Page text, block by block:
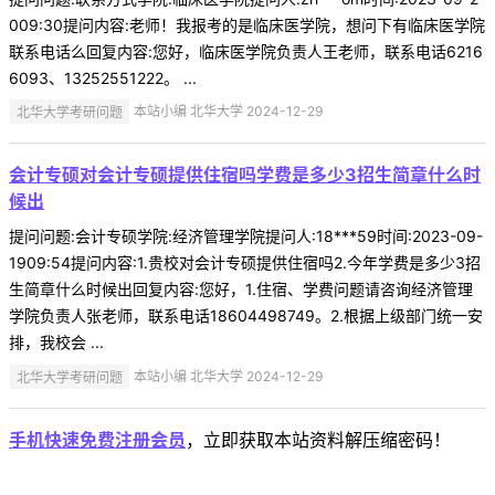
009:30提问内容:老师！我报考的是临床医学院，想问下有临床医学院
联系电话么回复内容:您好，临床医学院负责人王老师，联系电话6216
6093、13252551222。 ...
北华大学考研问题 本站小编 北华大学 2024-12-29
会计专硕对会计专硕提供住宿吗学费是多少3招生简章什么时
候出
提问问题:会计专硕学院:经济管理学院提问人:18***59时间:2023-09-
1909:54提问内容:1.贵校对会计专硕提供住宿吗2.今年学费是多少3招
生简章什么时候出回复内容:您好，1.住宿、学费问题请咨询经济管理
学院负责人张老师，联系电话18604498749。2.根据上级部门统一安
排，我校会 ...
北华大学考研问题 本站小编 北华大学 2024-12-29
手机快速免费注册会员 ，立即获取本站资料解压缩密码！